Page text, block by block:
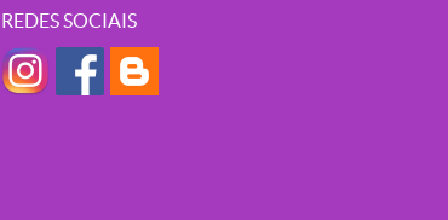
REDES SOCIAIS